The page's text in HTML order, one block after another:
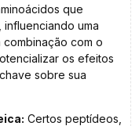
que
uma
com o
os efeitos
sobre sua
Certos peptídeos,